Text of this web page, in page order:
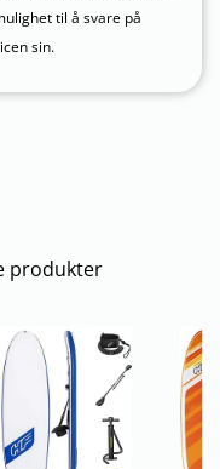
til å svare på
sin.
produkter